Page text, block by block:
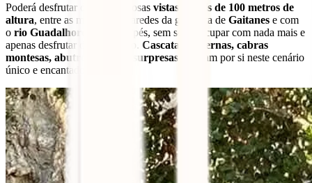
Poderá desfrutar de maravilhosas vistas a mais de 100 metros de
altura, entre as majestosas paredes da garganta de Gaitanes e com
o rio Guadalhorce
aos seus pés, sem se preocupar com nada mais e
apenas desfrutar deste passeio. Cascatas, cavernas, cabras
montesas, abutres e outras surpresas esperam por si neste cenário
único e encantador.